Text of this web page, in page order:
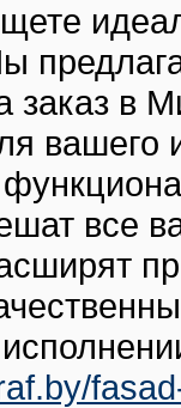
заказ в
вашего
все